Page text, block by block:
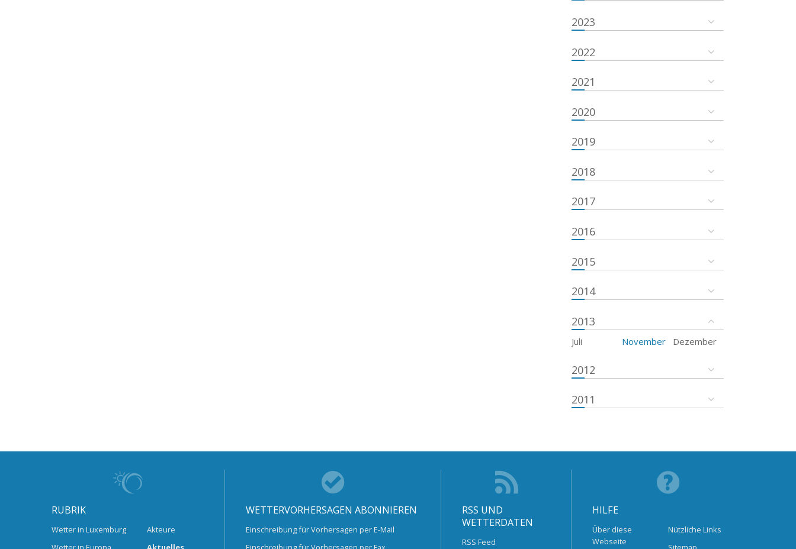
2023
2022
2021
2020
2019
2018
2017
2016
2015
2014
2013
Juli November Dezember
2012
2011
RUBRIK
Wetter in Luxemburg
Akteure
WETTERVORHERSAGEN ABONNIEREN
Einschreibung für Vorhersagen per E-Mail
RSS UND
WETTERDATEN
RSS Feed
HILFE
Über diese
Webseite
Nützliche Links